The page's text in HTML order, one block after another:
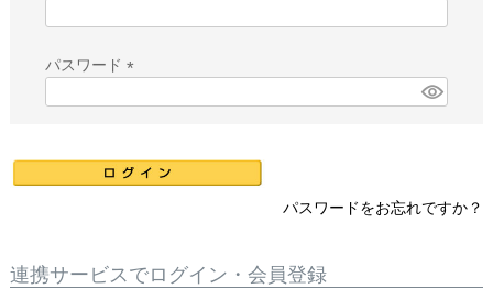
)
パスワード
)
パスワードをお忘れですか？
連携サービスでログイン・会員登録